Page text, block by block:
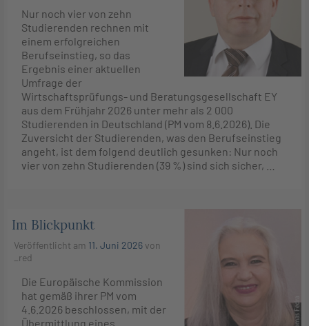
Nur noch vier von zehn
Studierenden rechnen mit
einem erfolgreichen
Berufseinstieg, so das
Ergebnis einer aktuellen
Umfrage der
Wirtschaftsprüfungs- und Beratungsgesellschaft EY
aus dem Frühjahr 2026 unter mehr als 2 000
Studierenden in Deutschland (PM vom 8.6.2026). Die
Zuversicht der Studierenden, was den Berufseinstieg
angeht, ist dem folgend deutlich gesunken: Nur noch
vier von zehn Studierenden (39 %) sind sich sicher, …
Im Blickpunkt
Veröffentlicht am 11. Juni 2026von
_red
Die Europäische Kommission
hat gemäß ihrer PM vom
4.6.2026 beschlossen, mit der
Übermittlung eines